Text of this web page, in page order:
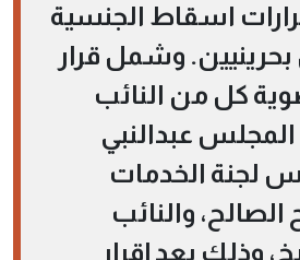
اسقاط الجنسية
وشمل قرار
كل من النائب
عبدالنبي
لجنة الخدمات
والنائب
وذلك بعد إقرار